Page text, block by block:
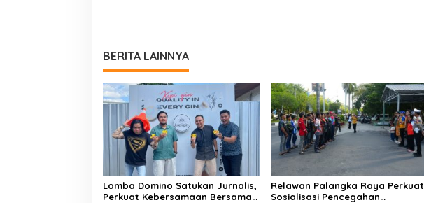
BERITA LAINNYA
Lomba Domino Satukan Jurnalis,
Perkuat Kebersamaan Bersama
Relawan Palangka Raya Perkuat
Sosialisasi Pencegahan